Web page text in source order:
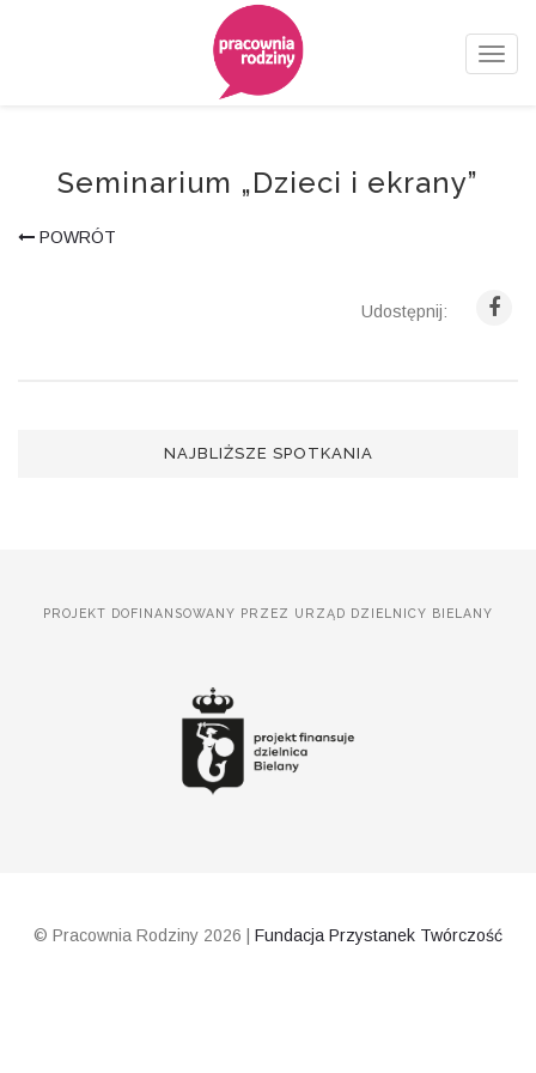
Seminarium „Dzieci i ekrany”
POWRÓT
Udostępnij:
NAJBLIŻSZE SPOTKANIA
PROJEKT DOFINANSOWANY PRZEZ URZĄD DZIELNICY BIELANY
© Pracownia Rodziny 2026 | Fundacja Przystanek Twórczość